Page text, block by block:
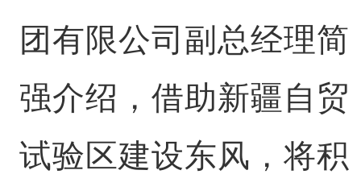
团有限公司副总经理简
强介绍，借助新疆自贸
试验区建设东风，将积